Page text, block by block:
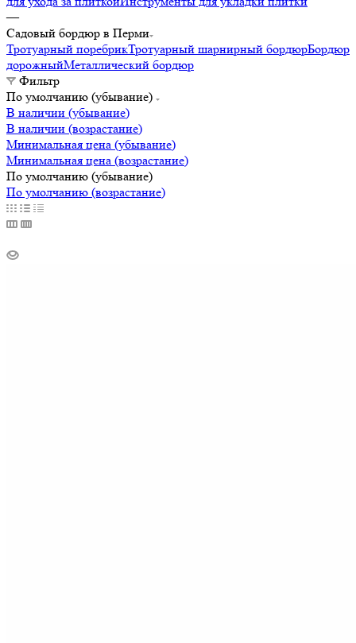
—
Садовый бордюр в Перми
Тротуарный поребрикТротуарный шарнирный бордюрБордюр
дорожныйМеталлический бордюр
Фильтр
По умолчанию (убывание)
В наличии (убывание)
В наличии (возрастание)
Минимальная цена (убывание)
Минимальная цена (возрастание)
По умолчанию (убывание)
По умолчанию (возрастание)